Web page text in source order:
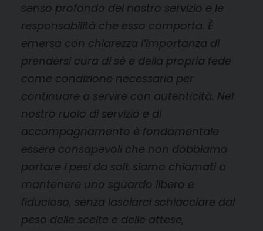
senso profondo del nostro servizio e le
responsabilità che esso comporta. È
emersa con chiarezza l’importanza di
prendersi cura di sé e della propria fede
come condizione necessaria per
continuare a servire con autenticità. Nel
nostro ruolo di servizio e di
accompagnamento è fondamentale
essere consapevoli che non dobbiamo
portare i pesi da soli: siamo chiamati a
mantenere uno sguardo libero e
fiducioso, senza lasciarci schiacciare dal
peso delle scelte e delle attese,